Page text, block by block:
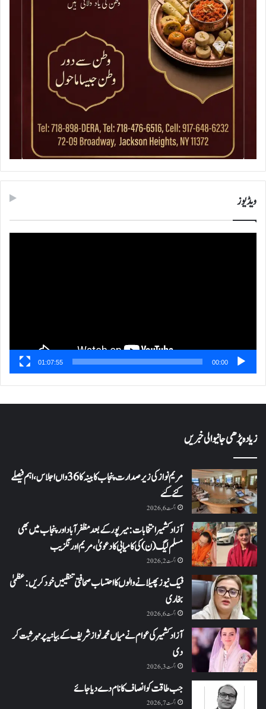
ویڈیوز
00:00
01:07:55
زیادہ پڑھی جانیوالی خبریں
مریم نواز کی زیر صدارت پنجاب کابینہ کا 36واں اجلاس،اہم فیصلے
کئے گئے
اگست 6, 2026
آزاد کشمیر انتخابات: میرپور کے بعد مظفرآباد اور پنجاب میں بھی
مسلم لیگ (ن) کی کامیابی کا دعویٰ، مریم اورنگزیب
اگست 2, 2026
فیک نیوز پھیلانے والوں کا احتساب صحافتی تنظیمیں خود کریں: عظمیٰ
بخاری
اگست 6, 2026
آزاد کشمیر کی عوام نے میاں محمد نواز شریف کے بیانیہ پر مہر ثبت کر
دی
اگست 3, 2026
جب طاقت کو انصاف کا نام دے دیا جائے
اگست 7, 2026